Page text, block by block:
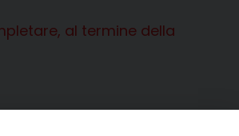
al termine della